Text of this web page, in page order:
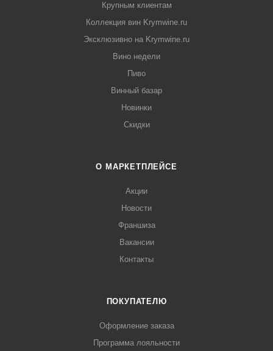
Крупным клиентам
Коллекция вин Krymwine.ru
Эксклюзивно на Krymwine.ru
Вино недели
Пиво
Винный базар
Новинки
Скидки
О МАРКЕТПЛЕЙСЕ
Акции
Новости
Франшиза
Вакансии
Контакты
ПОКУПАТЕЛЮ
Оформление заказа
Программа лояльности